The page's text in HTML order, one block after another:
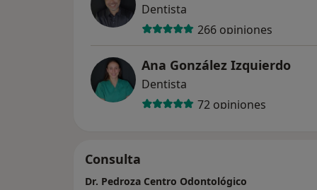
Dentista
266 opiniones
Ana González Izquierdo
Dentista
72 opiniones
Consulta
Dr. Pedroza Centro Odontológico